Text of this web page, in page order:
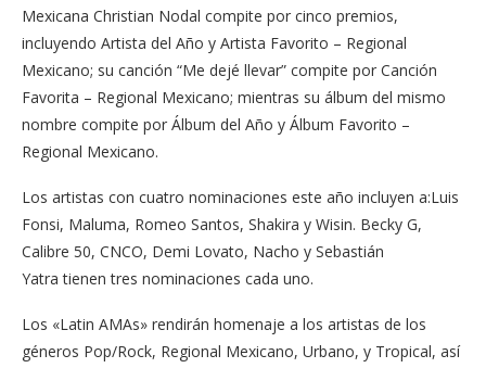
Mexicana Christian Nodal compite por cinco premios,
incluyendo Artista del Año y Artista Favorito – Regional
Mexicano; su canción “Me dejé llevar” compite por Canción
Favorita – Regional Mexicano; mientras su álbum del mismo
nombre compite por Álbum del Año y Álbum Favorito –
Regional Mexicano.
Los artistas con cuatro nominaciones este año incluyen a:Luis
Fonsi, Maluma, Romeo Santos, Shakira y Wisin. Becky G,
Calibre 50, CNCO, Demi Lovato, Nacho y Sebastián
Yatra tienen tres nominaciones cada uno.
Los «Latin AMAs» rendirán homenaje a los artistas de los
géneros Pop/Rock, Regional Mexicano, Urbano, y Tropical, así